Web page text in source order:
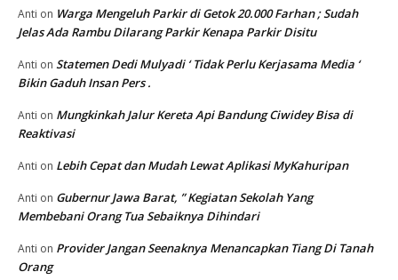
Anti on Warga Mengeluh Parkir di Getok 20.000 Farhan ; Sudah
Jelas Ada Rambu Dilarang Parkir Kenapa Parkir Disitu
Anti on Statemen Dedi Mulyadi ‘ Tidak Perlu Kerjasama Media ‘
Bikin Gaduh Insan Pers .
Anti on Mungkinkah Jalur Kereta Api Bandung Ciwidey Bisa di
Reaktivasi
Anti on Lebih Cepat dan Mudah Lewat Aplikasi MyKahuripan
Anti on Gubernur Jawa Barat, ” Kegiatan Sekolah Yang
Membebani Orang Tua Sebaiknya Dihindari
Anti on Provider Jangan Seenaknya Menancapkan Tiang Di Tanah
Orang